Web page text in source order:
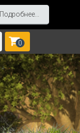
Подробнее...
0